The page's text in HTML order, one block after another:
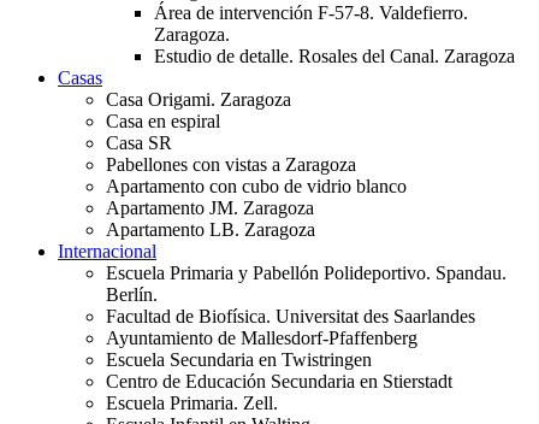
Área de intervención F-57-8. Valdefierro.
Zaragoza.
Estudio de detalle. Rosales del Canal. Zaragoza
Casas
Casa Origami. Zaragoza
Casa en espiral
Casa SR
Pabellones con vistas a Zaragoza
Apartamento con cubo de vidrio blanco
Apartamento JM. Zaragoza
Apartamento LB. Zaragoza
Internacional
Escuela Primaria y Pabellón Polideportivo. Spandau.
Berlín.
Facultad de Biofísica. Universitat des Saarlandes
Ayuntamiento de Mallesdorf-Pfaffenberg
Escuela Secundaria en Twistringen
Centro de Educación Secundaria en Stierstadt
Escuela Primaria. Zell.